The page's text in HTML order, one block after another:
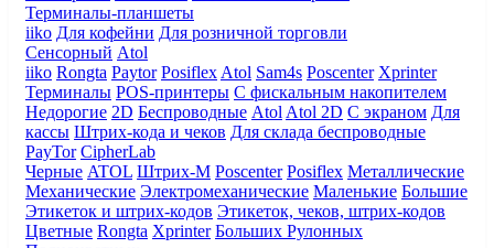
Терминалы-планшеты
iiko Для кофейни Для розничной торговли
Сенсорный Atol
iiko Rongta Paytor Posiflex Atol Sam4s Poscenter Xprinter
Терминалы POS-принтеры С фискальным накопителем
Недорогие 2D Беспроводные Atol Atol 2D С экраном Для
кассы Штрих-кода и чеков Для склада беспроводные
PayTor CipherLab
Черные ATOL Штрих-М Poscenter Posiflex Металлические
Механические Электромеханические Маленькие Большие
Этикеток и штрих-кодов Этикеток, чеков, штрих-кодов
Цветные Rongta Xprinter Больших Рулонных